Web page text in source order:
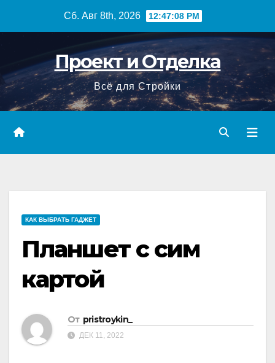
Сб. Авг 8th, 2026 12:47:09 PM
Проект и Отделка
Всё для Стройки
КАК ВЫБРАТЬ ГАДЖЕТ
Планшет с сим
картой
От pristroykin_
ДЕК 11, 2022